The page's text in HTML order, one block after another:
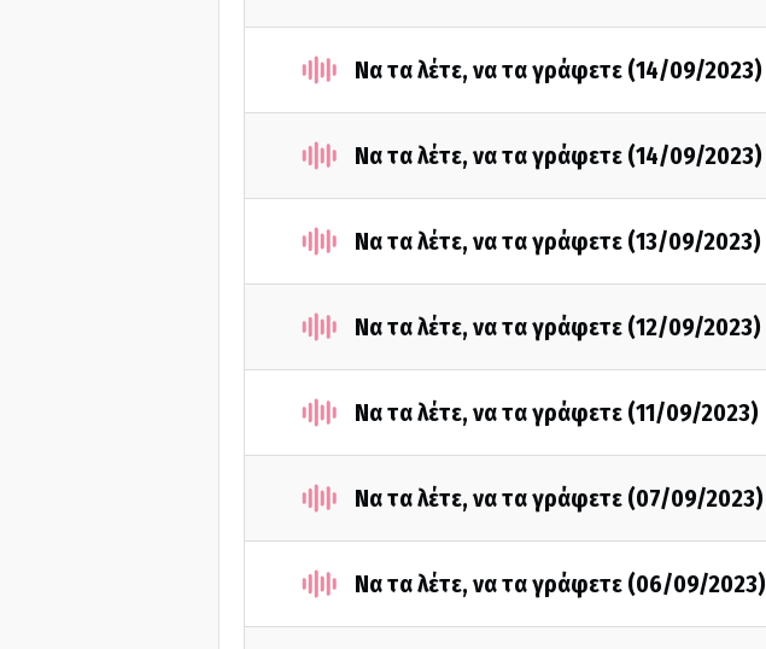
Να τα λέτε, να τα γράφετε (14/09/2023)
Να τα λέτε, να τα γράφετε (14/09/2023)
Να τα λέτε, να τα γράφετε (13/09/2023)
Να τα λέτε, να τα γράφετε (12/09/2023)
Να τα λέτε, να τα γράφετε (11/09/2023)
Να τα λέτε, να τα γράφετε (07/09/2023)
Να τα λέτε, να τα γράφετε (06/09/2023)